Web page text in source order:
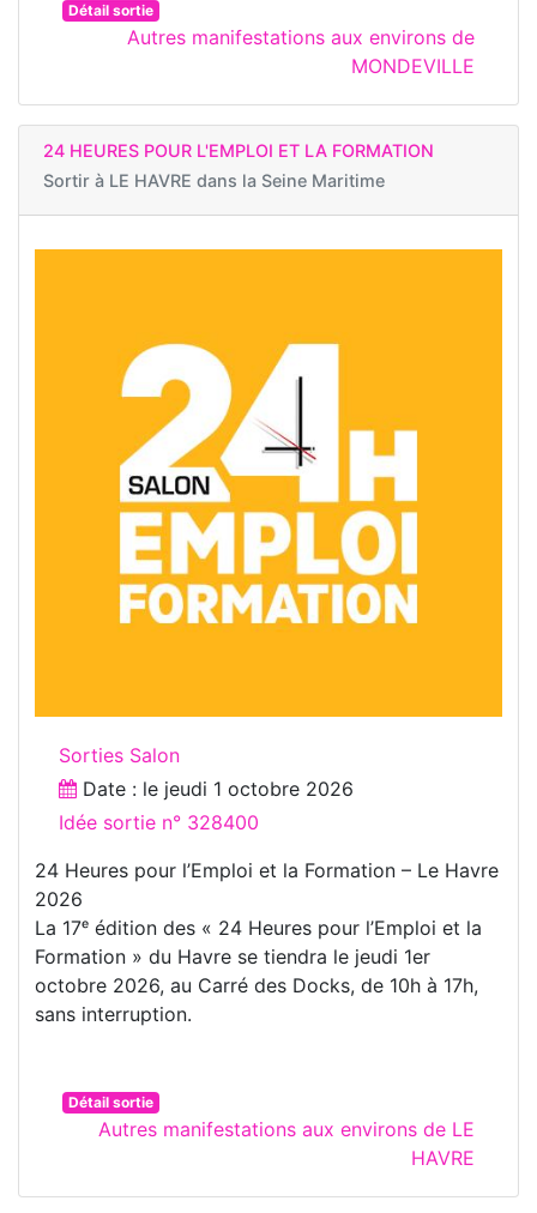
Détail sortie
Autres manifestations aux environs de
MONDEVILLE
24 HEURES POUR L'EMPLOI ET LA FORMATION
Sortir à LE HAVRE dans la Seine Maritime
Sorties Salon
Date : le jeudi 1 octobre 2026
Idée sortie n° 328400
24 Heures pour l’Emploi et la Formation – Le Havre
2026
La 17ᵉ édition des « 24 Heures pour l’Emploi et la
Formation » du Havre se tiendra le jeudi 1er
octobre 2026, au Carré des Docks, de 10h à 17h,
sans interruption.
Détail sortie
Autres manifestations aux environs de LE
HAVRE